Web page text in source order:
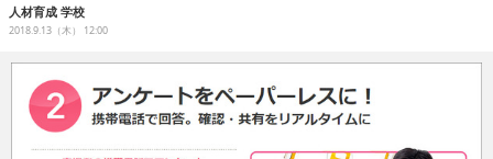
産業政策
連載
イベント/セミナー
人材育成 学校
2018.9.13（木） 12:00